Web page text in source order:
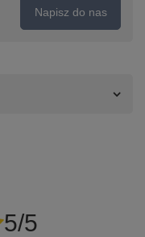
Napisz do nas
5/5